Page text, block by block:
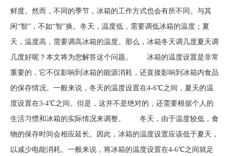
鲜度。然而，不同的季节，冰箱的工作方式也会有所不同。与其
闲“智”，不如“智”换。冬天，温度低，需要调低冰箱的温度；夏
天，温度高，需要调高冰箱的温度。那么，冰箱冬天调几度夏天调
几度好呢？本文将为您解答这个问题。 冰箱的温度设置是非常
重要的，它不仅影响到冰箱的能源消耗，还直接影响到冰箱内食品
的保存情况。一般来说，冬天的温度设置在4-6℃之间，夏天的温
度设置在3-4℃之间。但是，这并不是绝对的，还需要根据个人的
生活习惯和冰箱的实际情况来调整。 冬天，由于温度较低，食
物的保存时间会相应延长。因此，冰箱的温度设置应该低于夏天，
以减少电能消耗。一般来说，将冰箱的温度设置在4-6℃之间就足